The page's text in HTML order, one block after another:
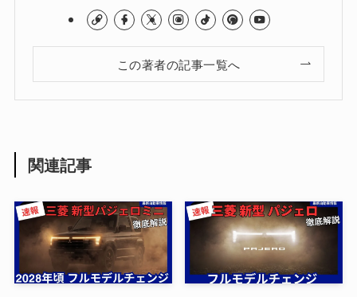
この著者の記事一覧へ
関連記事